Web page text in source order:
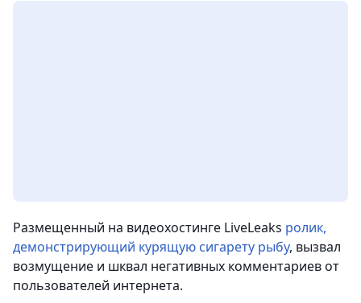
Размещенный на видеохостинге LiveLeaks ролик,
демонстрирующий курящую сигарету рыбу, вызвал
возмущение и шквал негативных комментариев от
пользователей интернета.